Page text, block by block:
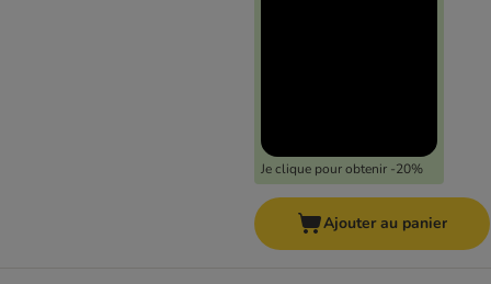
Je clique pour obtenir -20%
Ajouter au panier